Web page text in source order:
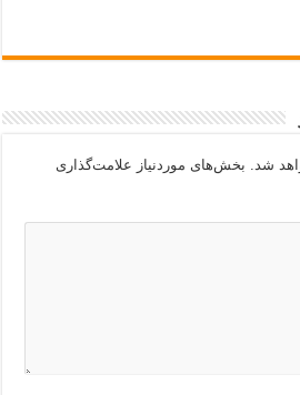
شد.
بخش‌های موردنیاز علامت‌گذاری